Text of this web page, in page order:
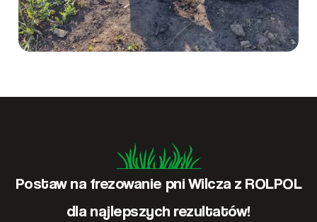
Postaw na frezowanie pni Wilcza z ROLPOL
dla najlepszych rezultatów!